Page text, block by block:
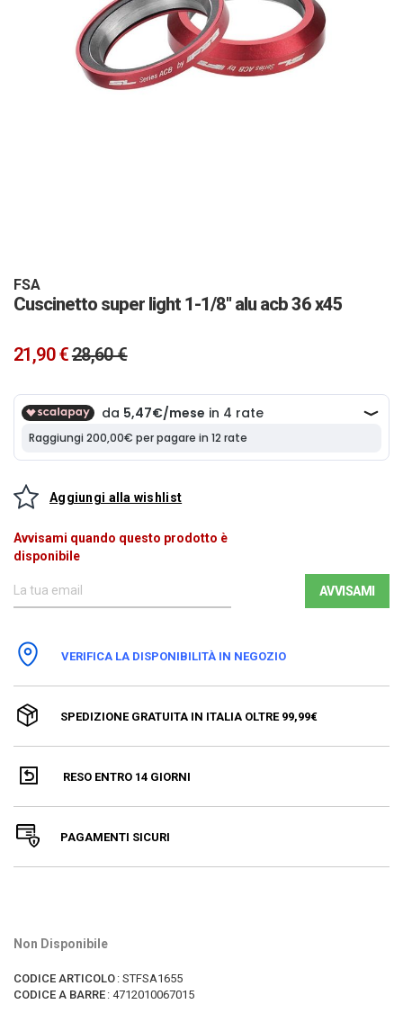
FSA
Cuscinetto super light 1-1/8'' alu acb 36 x45
21,90 €28,60 €
Aggiungi alla wishlist
Avvisami quando questo prodotto è
disponibile
AVVISAMI
VERIFICA LA DISPONIBILITÀ IN NEGOZIO
SPEDIZIONE GRATUITA IN ITALIA OLTRE 99,99€
RESO ENTRO 14 GIORNI
PAGAMENTI SICURI
Non Disponibile
CODICE ARTICOLO : STFSA1655
CODICE A BARRE : 4712010067015
galleria
di